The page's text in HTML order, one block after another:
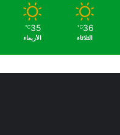
36
℃
الثلاثاء
35
℃
الأربعاء